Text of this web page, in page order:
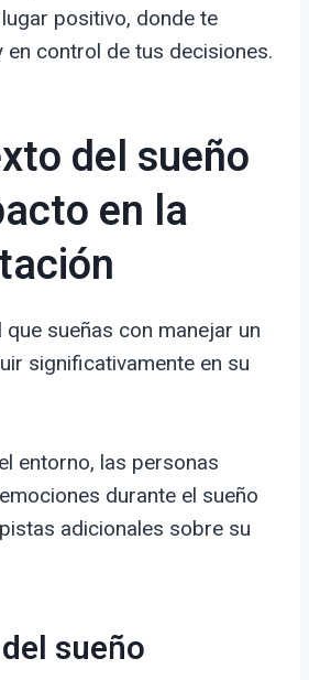
positivo, donde te
en control de tus decisiones.
del sueño
en la
que sueñas con manejar un
significativamente en su
entorno, las personas
durante el sueño
adicionales sobre su
sueño